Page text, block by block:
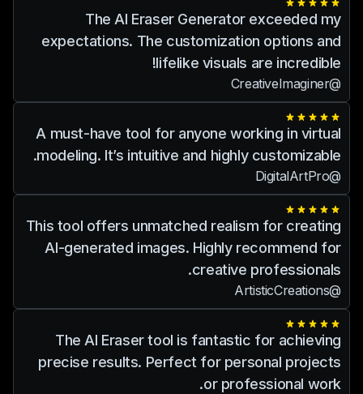
The AI Eraser Generator exceeded my
expectations. The customization options and
lifelike visuals are incredible!
@CreativeImaginer
A must-have tool for anyone working in virtual
modeling. It’s intuitive and highly customizable.
@DigitalArtPro
This tool offers unmatched realism for creating
AI-generated images. Highly recommend for
creative professionals.
@ArtisticCreations
The AI Eraser tool is fantastic for achieving
precise results. Perfect for personal projects
or professional work.